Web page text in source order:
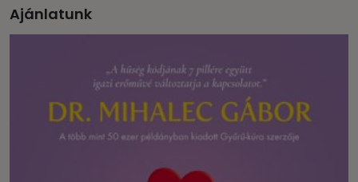
Ajánlatunk